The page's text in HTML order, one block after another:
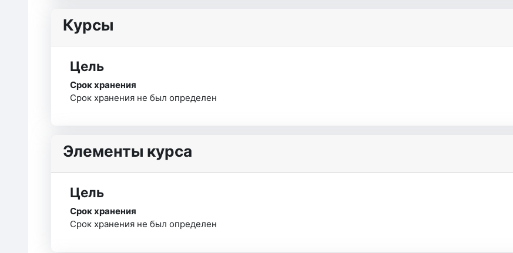
Курсы
Цель
Срок хранения
Срок хранения не был определен
Элементы курса
Цель
Срок хранения
Срок хранения не был определен